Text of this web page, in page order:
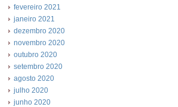
fevereiro 2021
janeiro 2021
dezembro 2020
novembro 2020
outubro 2020
setembro 2020
agosto 2020
julho 2020
junho 2020